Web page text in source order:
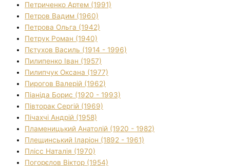
Петриченко Артем (1991)
Петров Вадим (1960)
Петрова Ольга (1942)
Петрук Роман (1940)
Пєтухов Василь (1914 - 1996)
Пилипенко Іван (1957)
Пилипчук Оксана (1977)
Пирогов Валерій (1962)
Піаніда Борис (1920 - 1993)
Півторак Сергій (1969)
Пічахчі Андрій (1958)
Пламеницький Анатолій (1920 - 1982)
Плещинський Іларіон (1892 - 1961)
Плісс Наталія (1970)
Погорєлов Віктор (1954)